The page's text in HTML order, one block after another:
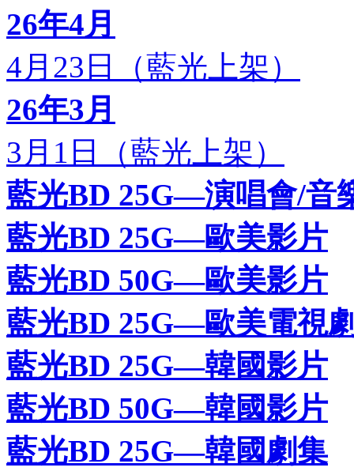
26年4月
4月23日（藍光上架）
26年3月
3月1日（藍光上架）
藍光BD 25G—演唱會/音
藍光BD 25G—歐美影片
藍光BD 50G—歐美影片
藍光BD 25G—歐美電視
藍光BD 25G—韓國影片
藍光BD 50G—韓國影片
藍光BD 25G—韓國劇集